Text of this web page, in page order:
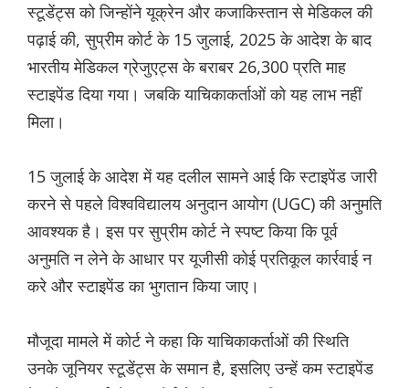
स्टूडेंट्स को जिन्होंने यूक्रेन और कजाकिस्तान से मेडिकल की
पढ़ाई की, सुप्रीम कोर्ट के 15 जुलाई, 2025 के आदेश के बाद
भारतीय मेडिकल ग्रेजुएट्स के बराबर 26,300 प्रति माह
स्टाइपेंड दिया गया। जबकि याचिकाकर्ताओं को यह लाभ नहीं
मिला।
15 जुलाई के आदेश में यह दलील सामने आई कि स्टाइपेंड जारी
करने से पहले विश्वविद्यालय अनुदान आयोग (UGC) की अनुमति
आवश्यक है। इस पर सुप्रीम कोर्ट ने स्पष्ट किया कि पूर्व
अनुमति न लेने के आधार पर यूजीसी कोई प्रतिकूल कार्रवाई न
करे और स्टाइपेंड का भुगतान किया जाए।
मौजूदा मामले में कोर्ट ने कहा कि याचिकाकर्ताओं की स्थिति
उनके जूनियर स्टूडेंट्स के समान है, इसलिए उन्हें कम स्टाइपेंड